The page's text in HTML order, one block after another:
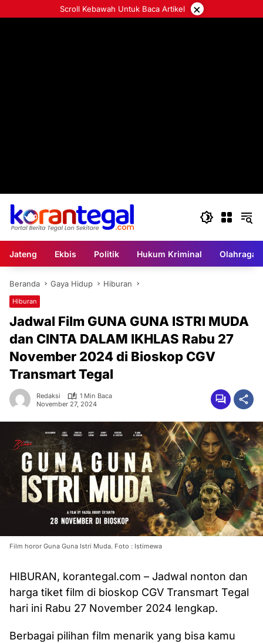
ke
Scroll Kebawah Untuk Baca Artikel ×
Jateng Ekbis Politik Hukum Kriminal Olahraga
Beranda Gaya Hidup Hiburan
Hiburan
Jadwal Film GUNA GUNA ISTRI MUDA
dan CINTA DALAM IKHLAS Rabu 27
November 2024 di Bioskop CGV
Transmart Tegal
Redaksi
1 Min Baca
November 27, 2024
Film horor Guna Guna Istri Muda. Foto : Istimewa
HIBURAN, korantegal.com – Jadwal nonton dan
harga tiket film di bioskop CGV Transmart Tegal
hari ini Rabu 27 November 2024 lengkap.
Berbagai pilihan film menarik yang bisa kamu